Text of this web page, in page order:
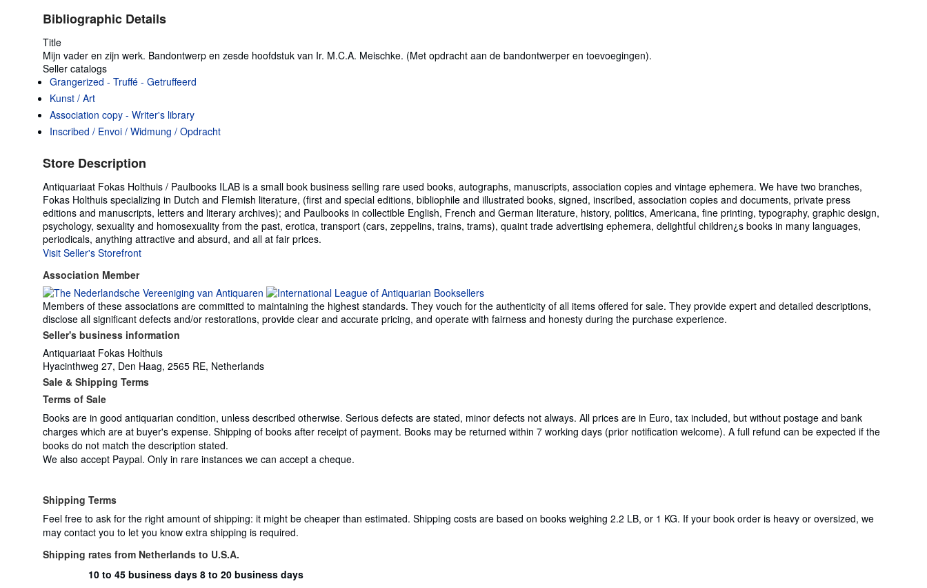
Bibliographic Details
Title
Mijn vader en zijn werk. Bandontwerp en zesde hoofdstuk van Ir. M.C.A. Meischke. (Met opdracht aan de bandontwerper en toevoegingen).
Seller catalogs
Grangerized - Truffé - Getruffeerd
Kunst / Art
Association copy - Writer's library
Inscribed / Envoi / Widmung / Opdracht
Store Description
Antiquariaat Fokas Holthuis / Paulbooks ILAB is a small book business selling rare used books, autographs, manuscripts, association copies and vintage ephemera. We have two branches,
Fokas Holthuis specializing in Dutch and Flemish literature, (first and special editions, bibliophile and illustrated books, signed, inscribed, association copies and documents, private press
editions and manuscripts, letters and literary archives); and Paulbooks in collectible English, French and German literature, history, politics, Americana, fine printing, typography, graphic design,
psychology, sexuality and homosexuality from the past, erotica, transport (cars, zeppelins, trains, trams), quaint trade advertising ephemera, delightful children¿s books in many languages,
periodicals, anything attractive and absurd, and all at fair prices.
Visit Seller's Storefront
Association Member
Members of these associations are committed to maintaining the highest standards. They vouch for the authenticity of all items offered for sale. They provide expert and detailed descriptions,
disclose all significant defects and/or restorations, provide clear and accurate pricing, and operate with fairness and honesty during the purchase experience.
Seller's business information
Antiquariaat Fokas Holthuis
Hyacinthweg 27, Den Haag, 2565 RE, Netherlands
Sale & Shipping Terms
Terms of Sale
Books are in good antiquarian condition, unless described otherwise. Serious defects are stated, minor defects not always. All prices are in Euro, tax included, but without postage and bank
charges which are at buyer's expense. Shipping of books after receipt of payment. Books may be returned within 7 working days (prior notification welcome). A full refund can be expected if the
books do not match the description stated.
We also accept Paypal. Only in rare instances we can accept a cheque.
Shipping Terms
Feel free to ask for the right amount of shipping: it might be cheaper than estimated. Shipping costs are based on books weighing 2.2 LB, or 1 KG. If your book order is heavy or oversized, we
may contact you to let you know extra shipping is required.
Shipping rates from Netherlands to U.S.A.
Order10 to 45 business days 8 to 20 business days